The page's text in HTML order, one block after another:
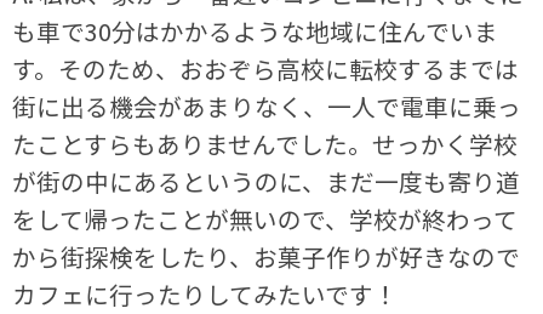
も車で30分はかかるような地域に住んでいま
す。そのため、おおぞら高校に転校するまでは
街に出る機会があまりなく、一人で電車に乗っ
たことすらもありませんでした。せっかく学校
が街の中にあるというのに、まだ一度も寄り道
をして帰ったことが無いので、学校が終わって
から街探検をしたり、お菓子作りが好きなので
カフェに行ったりしてみたいです！